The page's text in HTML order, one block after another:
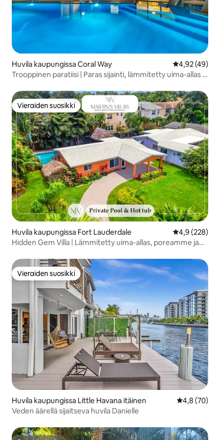
Huvila kaupungissa Coral Way
4,92 (49)
Trooppinen paratiisi | Paras sijainti, lämmitetty uima-allas +
Vieraiden suosikki
Vieraiden suosikki
Huvila kaupungissa Fort Lauderdale
4,9 (228)
Hidden Gem Villa | Lämmitetty uima-allas, poreamme ja
Vieraiden suosikki
Vieraiden suosikki
Huvila kaupungissa Little Havana itäinen
4,8 (70)
Veden äärellä sijaitseva huvila Danielle